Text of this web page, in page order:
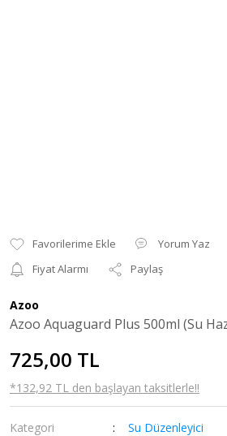
Yorum Yaz
Fiyat Alarmı
Paylaş
Azoo
Azoo Aquaguard Plus 500ml (Su
725,00 TL
*132,92 TL den başlayan taksitlerle!!
Kategori
Su Düzenleyici